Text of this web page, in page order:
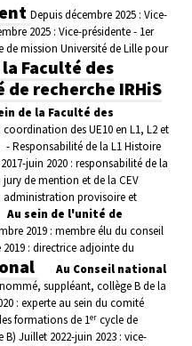
Depuis décembre 2025 : Vice-
2025 : Vice-présidente - 1er
de mission Université de Lille pour
Faculté des
recherche IRHiS
de la Faculté des
coordination des UE10 en L1, L2 et
- Responsabilité de la L1 Histoire
juin 2020 : responsabilité de la
de mention et de la CEV
administration provisoire et
Au sein de l'unité de
2019 : membre élu du conseil
: directrice adjointe du
Au Conseil national
suppléant, collège B de la
: experte au sein du comité
formations de 1er cycle de
B) Juillet 2022-juin 2023 : vice-